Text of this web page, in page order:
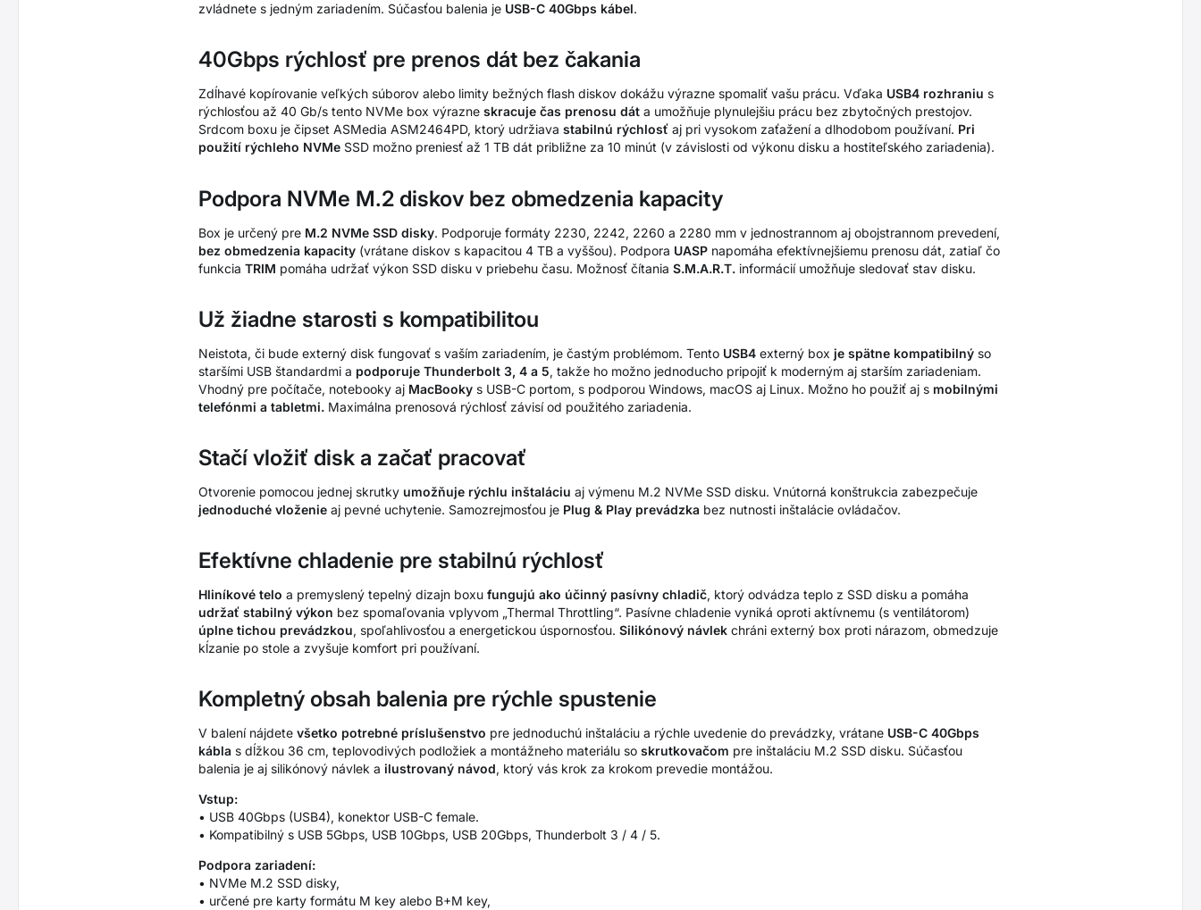
zvládnete s jedným zariadením. Súčasťou balenia je USB-C 40Gbps kábel.
40Gbps rýchlosť pre prenos dát bez čakania
Zdĺhavé kopírovanie veľkých súborov alebo limity bežných flash diskov dokážu výrazne spomaliť vašu prácu. Vďaka USB4 rozhraniu s
rýchlosťou až 40 Gb/s tento NVMe box výrazne skracuje čas prenosu dát a umožňuje plynulejšiu prácu bez zbytočných prestojov.
Srdcom boxu je čipset ASMedia ASM2464PD, ktorý udržiava stabilnú rýchlosť aj pri vysokom zaťažení a dlhodobom používaní. Pri
použití rýchleho NVMe SSD možno preniesť až 1 TB dát približne za 10 minút (v závislosti od výkonu disku a hostiteľského zariadenia).
Podpora NVMe M.2 diskov bez obmedzenia kapacity
Box je určený pre M.2 NVMe SSD disky. Podporuje formáty 2230, 2242, 2260 a 2280 mm v jednostrannom aj obojstrannom prevedení,
bez obmedzenia kapacity (vrátane diskov s kapacitou 4 TB a vyššou). Podpora UASP napomáha efektívnejšiemu prenosu dát, zatiaľ čo
funkcia TRIM pomáha udržať výkon SSD disku v priebehu času. Možnosť čítania S.M.A.R.T. informácií umožňuje sledovať stav disku.
Už žiadne starosti s kompatibilitou
Neistota, či bude externý disk fungovať s vaším zariadením, je častým problémom. Tento USB4 externý box je spätne kompatibilný so
staršími USB štandardmi a podporuje Thunderbolt 3, 4 a 5, takže ho možno jednoducho pripojiť k moderným aj starším zariadeniam.
Vhodný pre počítače, notebooky aj MacBooky s USB-C portom, s podporou Windows, macOS aj Linux. Možno ho použiť aj s mobilnými
telefónmi a tabletmi. Maximálna prenosová rýchlosť závisí od použitého zariadenia.
Stačí vložiť disk a začať pracovať
Otvorenie pomocou jednej skrutky umožňuje rýchlu inštaláciu aj výmenu M.2 NVMe SSD disku. Vnútorná konštrukcia zabezpečuje
jednoduché vloženie aj pevné uchytenie. Samozrejmosťou je Plug & Play prevádzka bez nutnosti inštalácie ovládačov.
Efektívne chladenie pre stabilnú rýchlosť
Hliníkové telo a premyslený tepelný dizajn boxu fungujú ako účinný pasívny chladič, ktorý odvádza teplo z SSD disku a pomáha
udržať stabilný výkon bez spomaľovania vplyvom „Thermal Throttling“. Pasívne chladenie vyniká oproti aktívnemu (s ventilátorom)
úplne tichou prevádzkou, spoľahlivosťou a energetickou úspornosťou. Silikónový návlek chráni externý box proti nárazom, obmedzuje
kĺzanie po stole a zvyšuje komfort pri používaní.
Kompletný obsah balenia pre rýchle spustenie
V balení nájdete všetko potrebné príslušenstvo pre jednoduchú inštaláciu a rýchle uvedenie do prevádzky, vrátane USB-C 40Gbps
kábla s dĺžkou 36 cm, teplovodivých podložiek a montážneho materiálu so skrutkovačom pre inštaláciu M.2 SSD disku. Súčasťou
balenia je aj silikónový návlek a ilustrovaný návod, ktorý vás krok za krokom prevedie montážou.
Vstup:
• USB 40Gbps (USB4), konektor USB-C female.
• Kompatibilný s USB 5Gbps, USB 10Gbps, USB 20Gbps, Thunderbolt 3 / 4 / 5.
Podpora zariadení:
• NVMe M.2 SSD disky,
• určené pre karty formátu M key alebo B+M key,